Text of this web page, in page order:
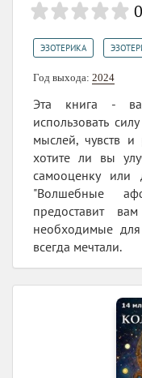
ЭЗОТЕРИКА
Год выхода: 2024
Эта книга -
использовать
мыслей, чувств и
хотите ли вы
самооценку или
"Волшебные
предоставит
необходимые
всегда мечтали.